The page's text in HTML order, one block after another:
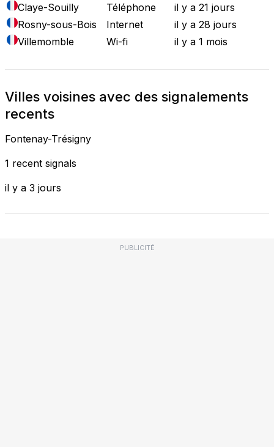
Claye-Souilly
Téléphone
il y a 21 jours
Rosny-sous-Bois
Internet
il y a 28 jours
Villemomble
Wi-fi il y a 1 mois
Villes voisines avec des signalements
recents
Fontenay-Trésigny
1 recent signals
il y a 3 jours
PUBLICITÉ